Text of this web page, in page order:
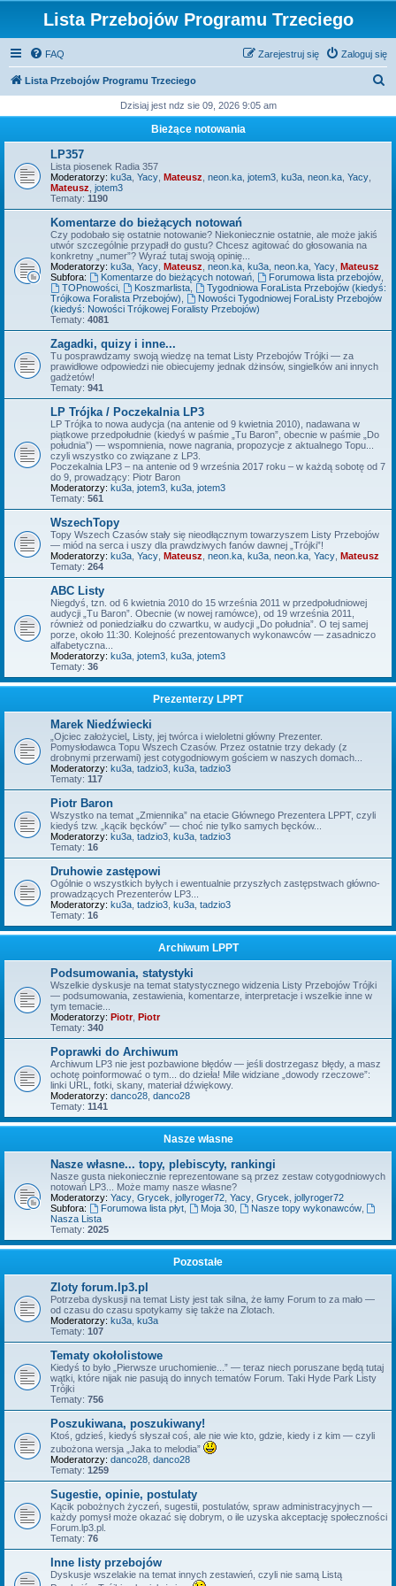
Lista Przebojów Programu Trzeciego
FAQ Zaloguj się
Zarejestruj się
Lista Przebojów Programu Trzeciego
k
Dzisiaj jest ndz sie 09, 2026 9:05 am
Bieżące notowania
LP357
Lista piosenek Radia 357
Moderatorzy: ku3a Yacy Mateusz neon.ka jotem3 ku3a neon.ka Yacy
Mateusz jotem3
Tematy: 1190
Komentarze do bieżących notowań
Czy podobało się ostatnie notowanie? Niekoniecznie ostatnie, ale może jakiś
utwór szczególnie przypadł do gustu? Chcesz agitować do głosowania na
konkretny „numer”? Wyraź tutaj swoją opinię...
Moderatorzy: ku3a Yacy Mateusz neon.ka ku3a neon.ka Yacy Mateusz
Subfora:
Komentarze do bieżących notowań, Forumowa lista przebojów,
TOPnowości, Koszmarlista,
Tygodniowa ForaLista Przebojów (kiedyś:
Trójkowa Foralista Przebojów)
Nowości Tygodniowej ForaListy Przebojów
(kiedyś: Nowości Trójkowej Foralisty Przebojów)
Tematy: 4081
Zagadki, quizy i inne...
Tu posprawdzamy swoją wiedzę na temat Listy Przebojów Trójki — za
prawidłowe odpowiedzi nie obiecujemy jednak dżinsów, singielków ani innych
gadżetów!
Tematy: 941
LP Trójka / Poczekalnia LP3
LP Trójka to nowa audycja (na antenie od 9 kwietnia 2010), nadawana w
piątkowe przedpołudnie (kiedyś w paśmie „Tu Baron”, obecnie w paśmie „Do
południa”) — wspomnienia, nowe nagrania, propozycje z aktualnego Topu...
czyli wszystko co związane z LP3.
Poczekalnia LP3 – na antenie od 9 września 2017 roku – w każdą sobotę od 7
do 9, prowadzący: Piotr Baron
Moderatorzy: ku3a jotem3 ku3a jotem3
Tematy: 561
WszechTopy
Topy Wszech Czasów stały się nieodłącznym towarzyszem Listy Przebojów
— miód na serca i uszy dla prawdziwych fanów dawnej „Trójki”!
Moderatorzy: ku3a Yacy Mateusz neon.ka ku3a neon.ka Yacy Mateusz
Tematy: 264
ABC Listy
Niegdyś, tzn. od 6 kwietnia 2010 do 15 września 2011 w przedpołudniowej
audycji „Tu Baron”. Obecnie (w nowej ramówce), od 19 września 2011,
również od poniedziałku do czwartku, w audycji „Do południa”. O tej samej
porze, około 11:30. Kolejność prezentowanych wykonawców — zasadniczo
alfabetyczna...
Moderatorzy: ku3a jotem3 ku3a jotem3
Tematy: 36
Prezenterzy LPPT
Marek Niedźwiecki
„Ojciec założyciel„ Listy, jej twórca i wieloletni główny Prezenter.
Pomysłodawca Topu Wszech Czasów. Przez ostatnie trzy dekady (z
drobnymi przerwami) jest cotygodniowym gościem w naszych domach...
Moderatorzy: ku3a tadzio3 ku3a tadzio3
Tematy: 117
Piotr Baron
Wszystko na temat „Zmiennika” na etacie Głównego Prezentera LPPT, czyli
kiedyś tzw. „kącik bęcków” — choć nie tylko samych bęcków...
Moderatorzy: ku3a tadzio3 ku3a tadzio3
Tematy: 16
Druhowie zastępowi
Ogólnie o wszystkich byłych i ewentualnie przyszłych zastępstwach główno-
prowadzących Prezenterów LP3...
Moderatorzy: ku3a tadzio3 ku3a tadzio3
Tematy: 16
Archiwum LPPT
Podsumowania, statystyki
Wszelkie dyskusje na temat statystycznego widzenia Listy Przebojów Trójki
— podsumowania, zestawienia, komentarze, interpretacje i wszelkie inne w
tym temacie...
Moderatorzy: Piotr, Piotr
Tematy: 340
Poprawki do Archiwum
Archiwum LP3 nie jest pozbawione błędów — jeśli dostrzegasz błędy, a masz
ochotę poinformować o tym... do dzieła! Mile widziane „dowody rzeczowe”:
linki URL, fotki, skany, materiał dźwiękowy.
Moderatorzy: danco28 danco28
Tematy: 1141
Nasze własne
Nasze własne... topy, plebiscyty, rankingi
Nasze gusta niekoniecznie reprezentowane są przez zestaw cotygodniowych
notowań LP3... Może mamy nasze własne?
Moderatorzy: Yacy Grycek jollyroger72 Yacy Grycek jollyroger72
Subfora:
Forumowa lista płyt, Moja 30, Nasze topy wykonawców,
Nasza Lista
Tematy: 2025
Pozostałe
Zloty forum.lp3.pl
Potrzeba dyskusji na temat Listy jest tak silna, że łamy Forum to za mało —
od czasu do czasu spotykamy się także na Zlotach.
Moderatorzy: ku3a ku3a
Tematy: 107
Tematy okołolistowe
Kiedyś to było „Pierwsze uruchomienie...” — teraz niech poruszane będą tutaj
wątki, które nijak nie pasują do innych tematów Forum. Taki Hyde Park Listy
Trójki
Tematy: 756
Poszukiwana, poszukiwany!
Ktoś, gdzieś, kiedyś słyszał coś, ale nie wie kto, gdzie, kiedy i z kim — czyli
zubożona wersja „Jaka to melodia”
Moderatorzy: danco28 danco28
Tematy: 1259
Sugestie, opinie, postulaty
Kącik pobożnych życzeń, sugestii, postulatów, spraw administracyjnych —
każdy pomysł może okazać się dobrym, o ile uzyska akceptację społeczności
Forum.lp3.pl.
Tematy: 76
Inne listy przebojów
Dyskusje wszelakie na temat innych zestawień, czyli nie samą Listą